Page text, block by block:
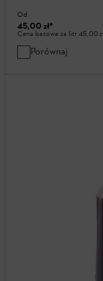
Od
45,00 zł*
Cena bazowa za litr45,00
Porównaj